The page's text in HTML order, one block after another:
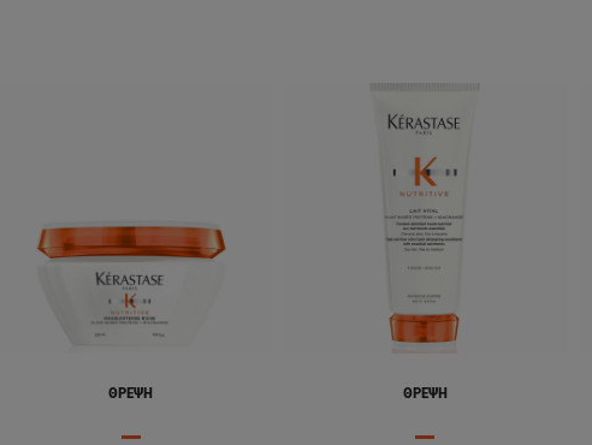
ΘΡΈΨΗ ΘΡΈΨΗ